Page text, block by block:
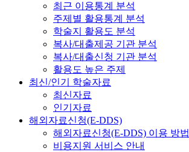
최근 이용통계 분석
주제별 활용통계 분석
학술지 활용도 분석
복사/대출제공 기관 분석
복사/대출신청 기관 분석
활용도 높은 주제
최신/인기 학술자료
최신자료
인기자료
해외자료신청(E-DDS)
해외자료신청(E-DDS) 이용 방법
비용지원 서비스 안내